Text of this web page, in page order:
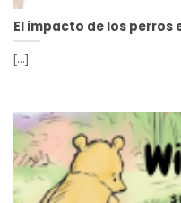
El impacto de los perros
[...]